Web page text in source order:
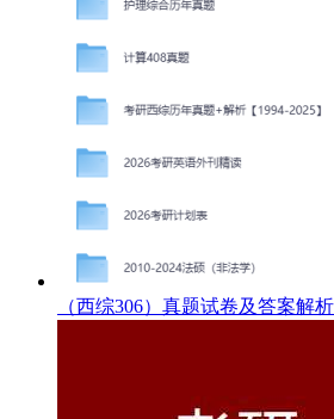
（西综306）真题试卷及答案解